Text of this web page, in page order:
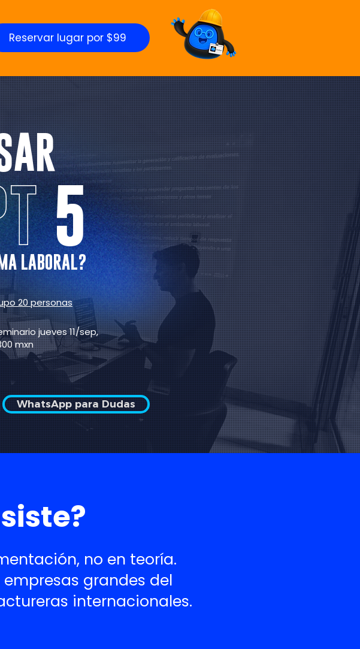
Reservar lugar por $99
5
LABORAL?
20 personas
jueves 11/sep,
mxn
WhatsApp para Dudas
no en teoría.
grandes del
internacionales.